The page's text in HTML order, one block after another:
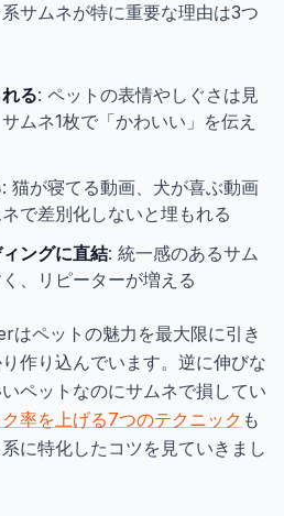
サムネが特に重要な理由は3つ
る: ペットの表情やしぐさは見
ムネ1枚で「かわいい」を伝え
: 猫が寝てる動画、犬が喜ぶ動画
で差別化しないと埋もれる
ングに直結: 統一感のあるサム
、リピーターが増える
はペットの魅力を最大限に引き
作り込んでいます。逆に伸びな
ペットなのにサムネで損してい
率を上げる7つのテクニック も
に特化したコツを見ていきまし